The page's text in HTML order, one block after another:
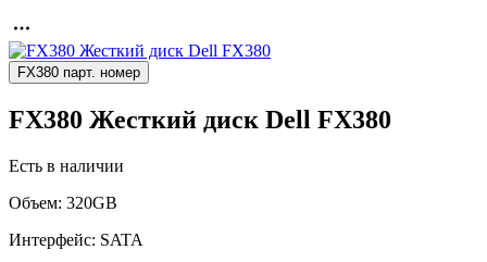
FX380 парт. номер
FX380 Жесткий диск Dell FX380
Есть в наличии
Объем: 320GB
Интерфейс: SATA